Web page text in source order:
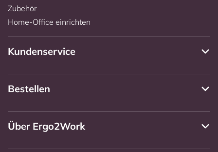
Zubehör
Home-Office einrichten
Kundenservice
Bestellen
Über Ergo2Work